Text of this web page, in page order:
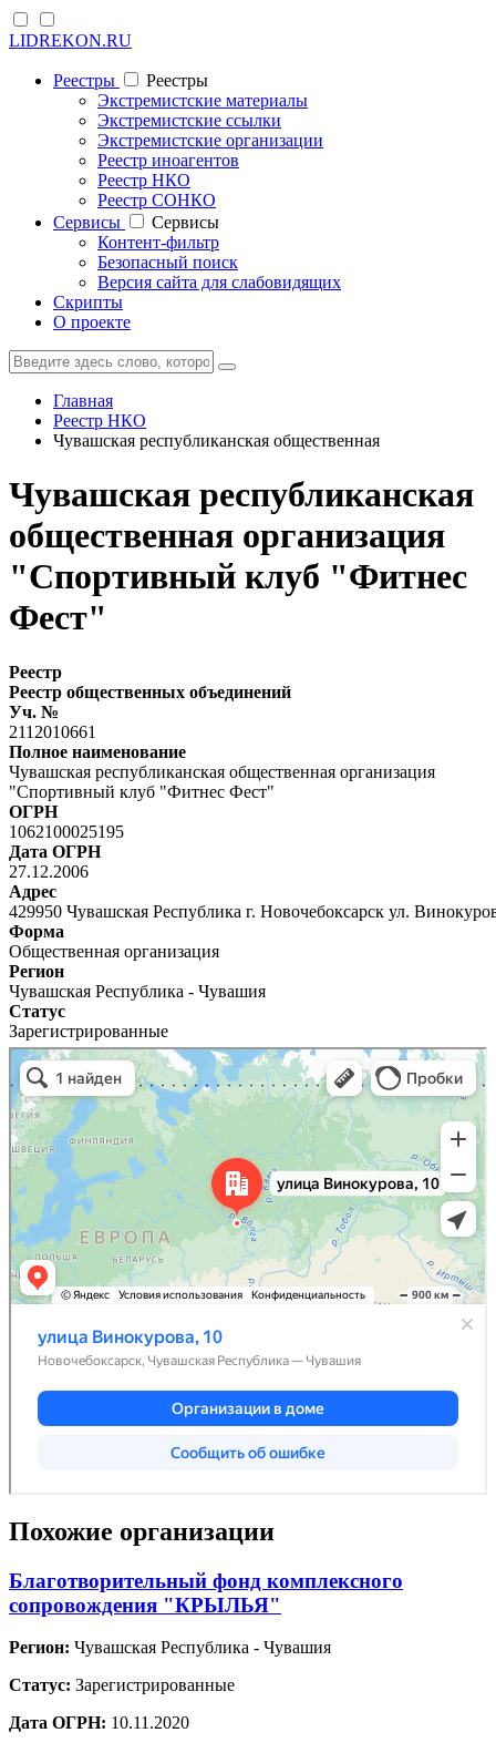
LIDREKON.RU
Реестры
Реестры
Экстремистские материалы
Экстремистские ссылки
Экстремистские организации
Реестр иноагентов
Реестр НКО
Реестр СОНКО
Cервисы
Cервисы
Контент-фильтр
Безопасный поиск
Версия сайта для слабовидящих
Скрипты
О проекте
Главная
Реестр НКО
Чувашская республиканская общественная
Чувашская республиканская
общественная организация
"Спортивный клуб "Фитнес
Фест"
Реестр
Реестр общественных объединений
Уч. №
2112010661
Полное наименование
Чувашская республиканская общественная организация
"Спортивный клуб "Фитнес Фест"
ОГРН
1062100025195
Дата ОГРН
27.12.2006
Адрес
429950 Чувашская Республика г. Новочебоксарск ул.
Форма
Общественная организация
Регион
Чувашская Республика - Чувашия
Статус
Зарегистрированные
Похожие организации
Благотворительный фонд комплексного
сопровождения "КРЫЛЬЯ"
Регион: Чувашская Республика - Чувашия
Статус: Зарегистрированные
Дата ОГРН: 10.11.2020